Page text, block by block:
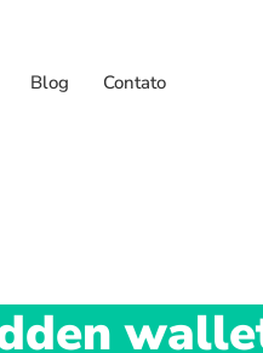
Blog Contato